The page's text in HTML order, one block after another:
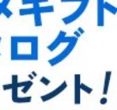
住所
人に委任する場
ご同封くださ
示
出版社の皆様へ